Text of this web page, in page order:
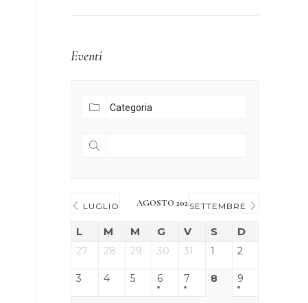
Eventi
LUGLIO AGOSTO 2026SETTEMBRE
L M M G V S D
27 28 29 30 31 1 2
3 4 5 6 7 8 9